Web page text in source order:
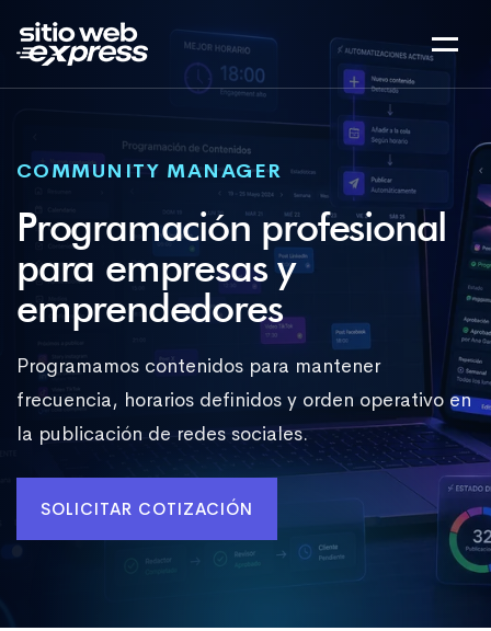
COMMUNITY MANAGER
Programación profesional
para empresas y
emprendedores
Programamos contenidos para mantener
frecuencia, horarios definidos y orden operativo en
la publicación de redes sociales.
SOLICITAR COTIZACIÓN